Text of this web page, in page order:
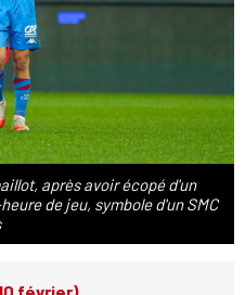
après avoir écopé d'un
de jeu, symbole d'un SMC